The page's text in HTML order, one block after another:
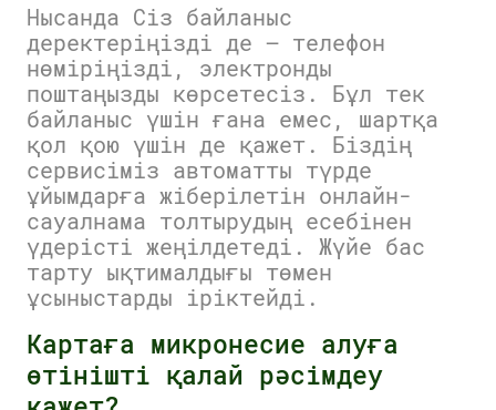
Нысанда Сіз байланыс
деректеріңізді де — телефон
нөміріңізді, электронды
поштаңызды көрсетесіз. Бұл тек
байланыс үшін ғана емес, шартқа
қол қою үшін де қажет. Біздің
сервисіміз автоматты түрде
ұйымдарға жіберілетін онлайн-
сауалнама толтырудың есебінен
үдерісті жеңілдетеді. Жүйе бас
тарту ықтималдығы төмен
ұсыныстарды іріктейді.
Картаға микронесие алуға
өтінішті қалай рәсімдеу